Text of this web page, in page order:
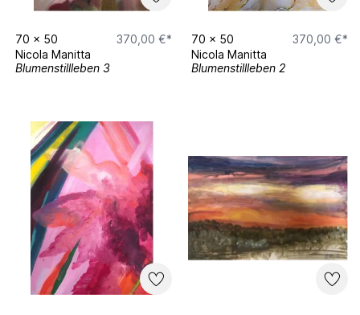
70 x 50
370,00 €*
Nicola Manitta
Blumenstillleben 3
70 x 50
370,00 €*
Nicola Manitta
Blumenstillleben 2